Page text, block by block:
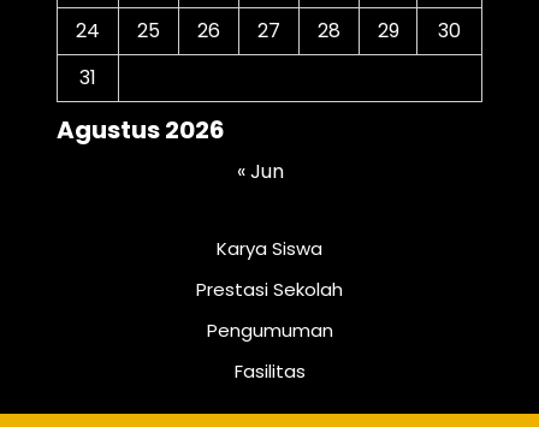
Agustus 2026
24
25 26 27 28 29
30
31
« Jun
Karya Siswa
Prestasi Sekolah
Pengumuman
Fasilitas